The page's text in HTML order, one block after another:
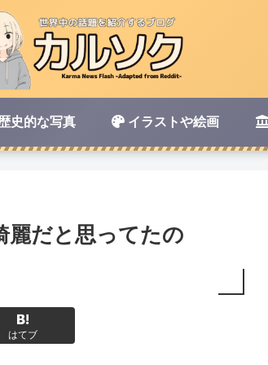
史的な写真 イラストや絵画
麗だと思ってたの
はてブ